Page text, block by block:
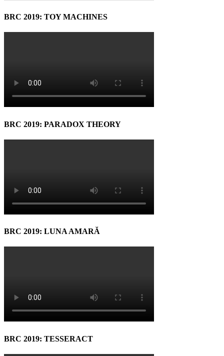
BRC 2019: TOY MACHINES
BRC 2019: PARADOX THEORY
BRC 2019: LUNA AMARĂ
BRC 2019: TESSERACT